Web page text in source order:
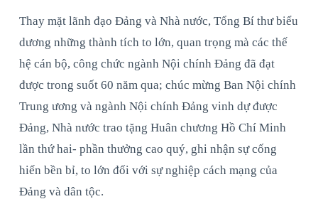
Thay mặt lãnh đạo Đảng và Nhà nước, Tổng Bí thư biểu
dương những thành tích to lớn, quan trọng mà các thế
hệ cán bộ, công chức ngành Nội chính Đảng đã đạt
được trong suốt 60 năm qua; chúc mừng Ban Nội chính
Trung ương và ngành Nội chính Đảng vinh dự được
Đảng, Nhà nước trao tặng Huân chương Hồ Chí Minh
lần thứ hai- phần thưởng cao quý, ghi nhận sự cống
hiến bền bỉ, to lớn đối với sự nghiệp cách mạng của
Đảng và dân tộc.